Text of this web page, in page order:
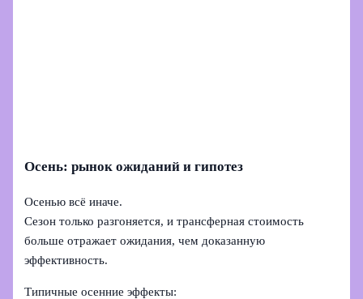
Осень: рынок ожиданий и гипотез
Осенью всё иначе.
Сезон только разгоняется, и трансферная стоимость
больше отражает ожидания, чем доказанную
эффективность.
Типичные осенние эффекты: